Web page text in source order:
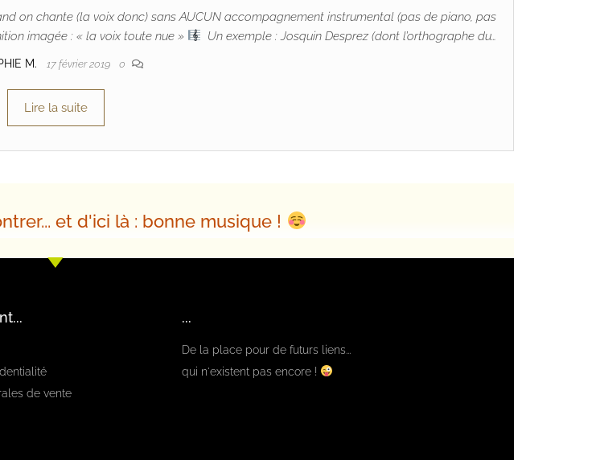
on chante (la voix donc) sans AUCUN accompagnement instrumental (pas de piano, pas
imagée : « la voix toute nue »
Un exemple : Josquin Desprez (dont l’orthographe du…
M. 17 février 2019 0
Lire la suite
et d'ici là : bonne musique !
de vente
...
De la place pour de futurs liens...
qui n'existent pas encore !